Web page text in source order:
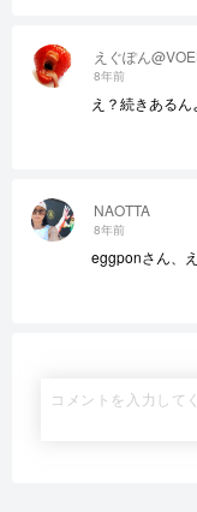
NAOTTA
8年前
eggponさん、
えぐぽん
8年前
え？続きある